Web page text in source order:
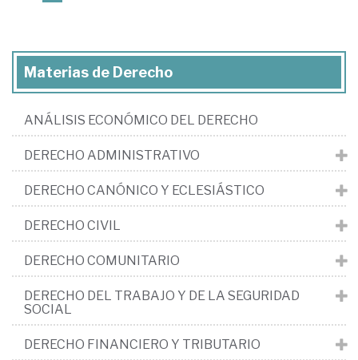
Materias de Derecho
ANÁLISIS ECONÓMICO DEL DERECHO
DERECHO ADMINISTRATIVO
DERECHO CANÓNICO Y ECLESIÁSTICO
DERECHO CIVIL
DERECHO COMUNITARIO
DERECHO DEL TRABAJO Y DE LA SEGURIDAD
SOCIAL
DERECHO FINANCIERO Y TRIBUTARIO